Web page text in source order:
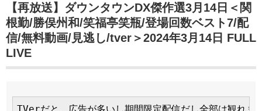
【再放送】ダウンタウンDX傑作選3月14日＜関
根勤/勝俣州和/笑福亭笑瓶/登場回数ベスト7/配
信/無料動画/見逃し/tver＞2024年3月14日 FULL
LIVE